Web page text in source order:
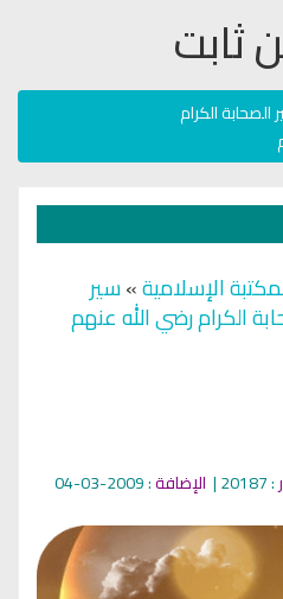
ثابت
الصحابة الكرام
الإسلامية»سير
الكرام رضي الله عنهم
: 20187 | الإضافة: 2009-03-04